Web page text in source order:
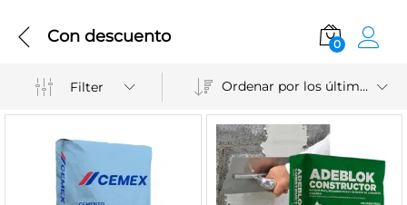
Con descuento 0
Filter Ordenar por los últimos